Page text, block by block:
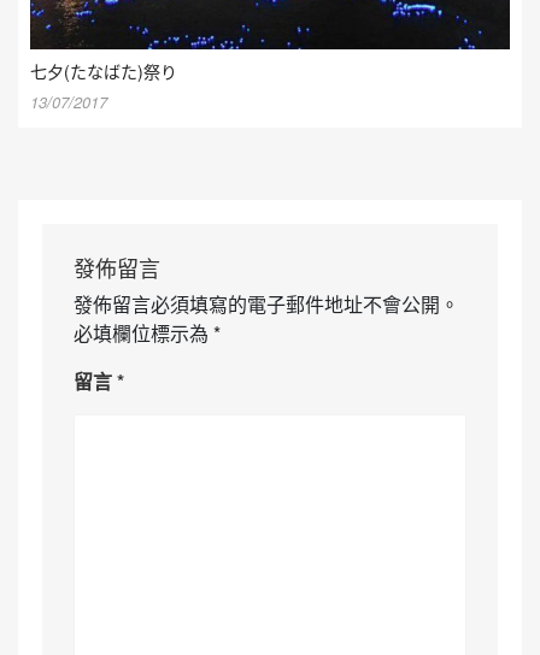
七夕(たなばた)祭り
13/07/2017
發佈留言
發佈留言必須填寫的電子郵件地址不會公開。
必填欄位標示為 *
留言*